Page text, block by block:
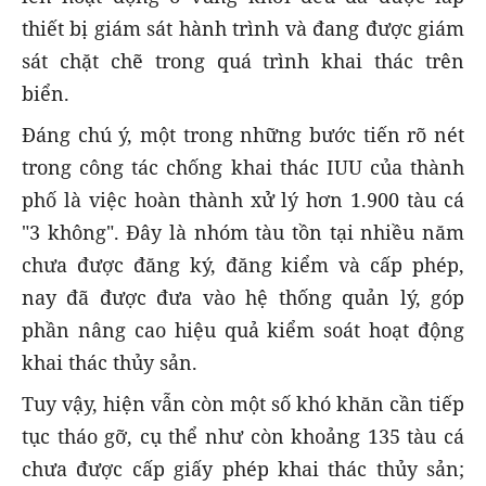
thiết bị giám sát hành trình và đang được giám
sát chặt chẽ trong quá trình khai thác trên
biển.
Đáng chú ý, một trong những bước tiến rõ nét
trong công tác chống khai thác IUU của thành
phố là việc hoàn thành xử lý hơn 1.900 tàu cá
"3 không". Đây là nhóm tàu tồn tại nhiều năm
chưa được đăng ký, đăng kiểm và cấp phép,
nay đã được đưa vào hệ thống quản lý, góp
phần nâng cao hiệu quả kiểm soát hoạt động
khai thác thủy sản.
Tuy vậy, hiện vẫn còn một số khó khăn cần tiếp
tục tháo gỡ, cụ thể như còn khoảng 135 tàu cá
chưa được cấp giấy phép khai thác thủy sản;